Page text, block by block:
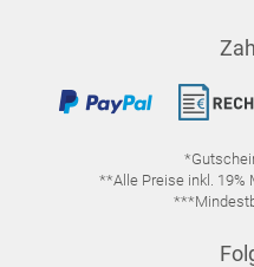
**Alle Preise inkl. 19%